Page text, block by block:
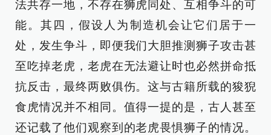
法共存一地，不存在狮虎同处、互相争斗的可
能。其四，假设人为制造机会让它们居于一
处，发生争斗，即便我们大胆推测狮子攻击甚
至吃掉老虎，老虎在无法避让时也必然拼命抵
抗反击，最终两败俱伤。这与古籍所载的狻猊
食虎情况并不相同。值得一提的是，古人甚至
还记载了他们观察到的老虎畏惧狮子的情况。